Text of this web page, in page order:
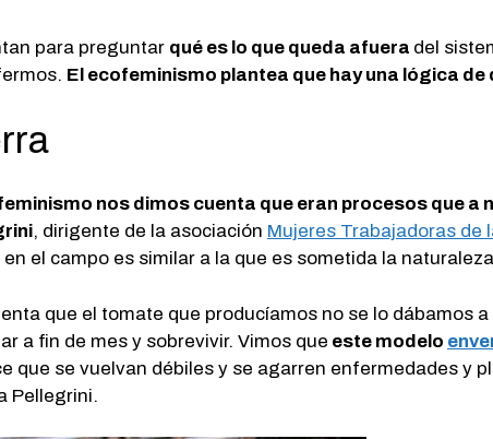
para preguntar qué es lo que queda afuera del
El ecofeminismo plantea que hay una lógica
nos dimos cuenta que eran procesos que
, dirigente de la asociación Mujeres Trabajadoras de
el campo es similar a la que es sometida la
que el tomate que producíamos no se lo dábamos
a fin de mes y sobrevivir. Vimos que este modelo
que se vuelvan débiles y se agarren enfermedades y
Pellegrini.